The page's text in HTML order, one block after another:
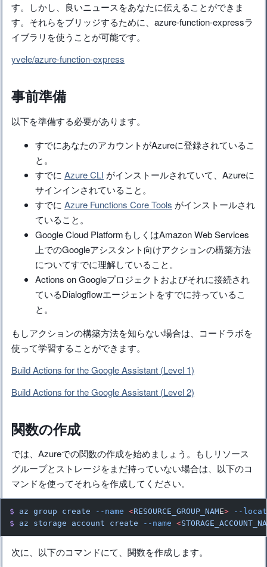
す。しかし、良いニュースをあなたに伝えることができま
す。それらをブリッジするために、azure-function-expressラ
イブラリを使うことが可能です。
yvele/azure-function-express
事前準備
以下を準備する必要があります。
すでにあなたのアカウントがAzureに登録されているこ
と。
すでに Azure CLI がインストールされていて、Azureに
サインインされていること。
すでに Azure Functions Core Tools がインストールされ
ていること。
Google Cloud PlatformもしくはAmazon Web Services
上でのGoogleアシスタント向けアクションの構築方法
についてすでに理解していること。
Actions on Googleプロジェクトおよびそれに接続され
ているDialogflowエージェントをすでに持っているこ
と。
もしアクションの構築方法を知らない場合は、コードラボを
使って学習することができます。
Build Actions for the Google Assistant (Level 1)
Build Actions for the Google Assistant (Level 2)
関数の作成
では、Azureでの関数の作成を始めましょう。もしリソース
グループとストレージをまだ持っていない場合は、以下のコ
マンドを使ってそれらを作成してください。
$ az group create --name <RESOURCE_GROUP_NAME> --
$ az storage account create --name <
次に、以下のコマンドにて、関数を作成します。